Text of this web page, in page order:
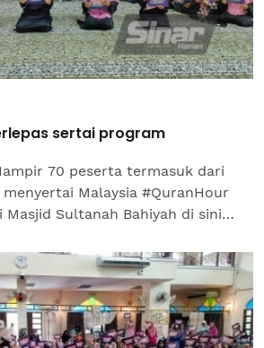
sertai program
70 peserta termasuk dari
menyertai Malaysia #QuranHour
Masjid Sultanah Bahiyah di sini